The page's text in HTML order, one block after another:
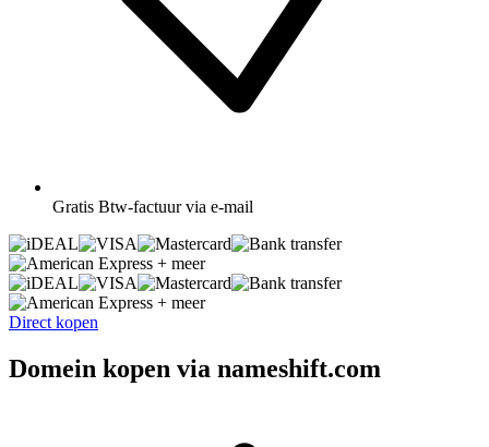
Gratis Btw-factuur via e-mail
+ meer
+ meer
Direct kopen
Domein kopen via nameshift.com